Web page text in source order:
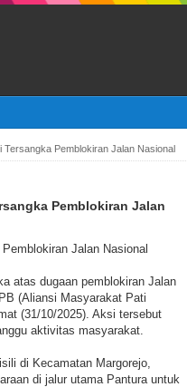
Tersangka Pemblokiran Jalan Nasional
Pemblokiran Jalan
Jalan Nasional
atas dugaan pemblokiran Jalan
(Aliansi Masyarakat Pati
(31/10/2025). Aksi tersebut
aktivitas masyarakat.
di Kecamatan Margorejo,
di jalur utama Pantura untuk